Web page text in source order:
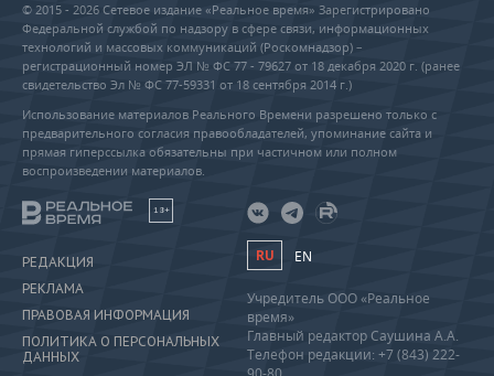
© 2015 - 2026 Сетевое издание «Реальное время» Зарегистрировано
Федеральной службой по надзору в сфере связи, информационных
технологий и массовых коммуникаций (Роскомнадзор) –
регистрационный номер ЭЛ № ФС 77 - 79627 от 18 декабря 2020 г. (ранее
свидетельство Эл № ФС 77-59331 от 18 сентября 2014 г.)
Использование материалов Реального Времени разрешено только с
предварительного согласия правообладателей, упоминание сайта и
прямая гиперссылка обязательны при частичном или полном
воспроизведении материалов.
18+
РЕДАКЦИЯ
РЕКЛАМА
ПРАВОВАЯ ИНФОРМАЦИЯ
ПОЛИТИКА О ПЕРСОНАЛЬНЫХ
ДАННЫХ
RU EN
Учредитель ООО «Реальное
время»
Главный редактор Саушина А.А.
Телефон редакции: +7 (843) 222-